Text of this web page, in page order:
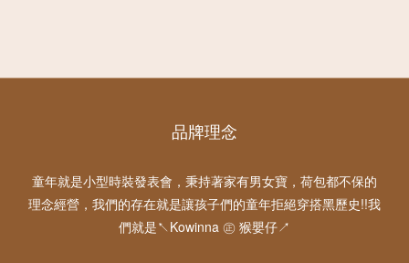
品牌理念
童年就是小型時裝發表會，秉持著家有男女寶，荷包都不保的
理念經營，我們的存在就是讓孩子們的童年拒絕穿搭黑歷史!!我
們就是↖Kowinna ㊣ 猴嬰仔↗